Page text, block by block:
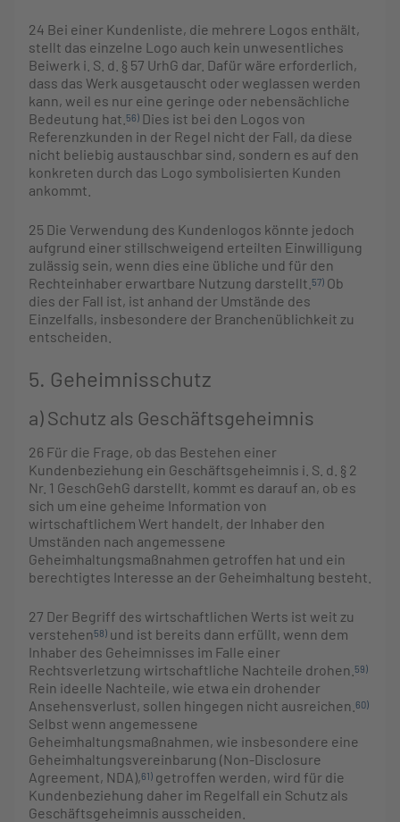
24 Bei einer Kundenliste, die mehrere Logos enthält,
stellt das einzelne Logo auch kein unwesentliches
Beiwerk i. S. d. § 57 UrhG dar. Dafür wäre erforderlich,
dass das Werk ausgetauscht oder weglassen werden
kann, weil es nur eine geringe oder nebensächliche
Bedeutung hat. 56) Dies ist bei den Logos von
Referenzkunden in der Regel nicht der Fall, da diese
nicht beliebig austauschbar sind, sondern es auf den
konkreten durch das Logo symbolisierten Kunden
ankommt.
25 Die Verwendung des Kundenlogos könnte jedoch
aufgrund einer stillschweigend erteilten Einwilligung
zulässig sein, wenn dies eine übliche und für den
Rechteinhaber erwartbare Nutzung darstellt. 57) Ob
dies der Fall ist, ist anhand der Umstände des
Einzelfalls, insbesondere der Branchenüblichkeit zu
entscheiden.
5. Geheimnisschutz
a) Schutz als Geschäftsgeheimnis
26 Für die Frage, ob das Bestehen einer
Kundenbeziehung ein Geschäftsgeheimnis i. S. d. § 2
Nr. 1 GeschGehG darstellt, kommt es darauf an, ob es
sich um eine geheime Information von
wirtschaftlichem Wert handelt, der Inhaber den
Umständen nach angemessene
Geheimhaltungsmaßnahmen getroffen hat und ein
berechtigtes Interesse an der Geheimhaltung besteht.
27 Der Begriff des wirtschaftlichen Werts ist weit zu
verstehen58) und ist bereits dann erfüllt, wenn dem
Inhaber des Geheimnisses im Falle einer
Rechtsverletzung wirtschaftliche Nachteile drohen. 59)
Rein ideelle Nachteile, wie etwa ein drohender
Ansehensverlust, sollen hingegen nicht ausreichen. 60)
Selbst wenn angemessene
Geheimhaltungsmaßnahmen, wie insbesondere eine
Geheimhaltungsvereinbarung (Non-Disclosure
Agreement, NDA),61) getroffen werden, wird für die
Kundenbeziehung daher im Regelfall ein Schutz als
Geschäftsgeheimnis ausscheiden.